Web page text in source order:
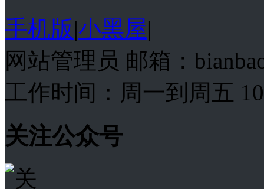
手机版|小黑屋|
网站管理员 邮箱：
工作时间：周一到周五
关注公众号